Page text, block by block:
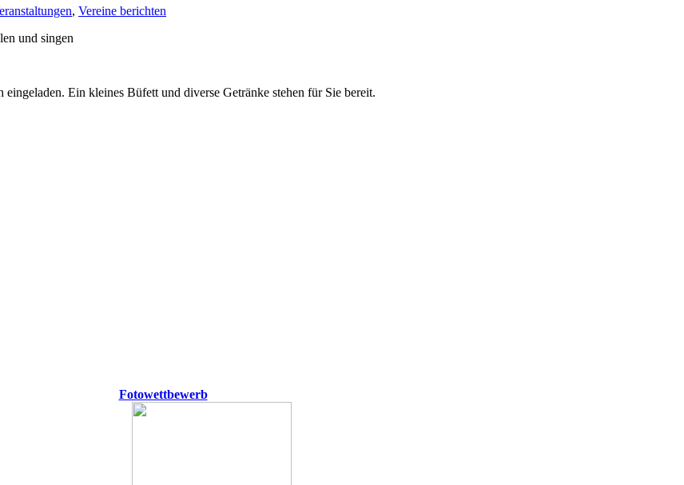
, Vereine berichten
und singen
Ein kleines Büfett und diverse Getränke stehen für Sie bereit.
Fotowettbewerb